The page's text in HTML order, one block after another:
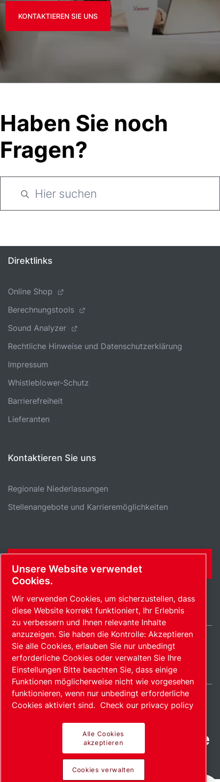
KONTAKTIEREN SIE UNS
Haben Sie noch
Fragen?
Direktlinks
Online Shop
Berechnungstools
Sound Analyzer
Rechtliche Hinweise und Datenschutzerklärung
Impressum
Whistleblower-Schutz
Barrierefreiheit
Lieferanten
Kontaktieren Sie uns
Regionale Niederlassungen
Stellenangebote und Karrieremöglichkeiten
KONTAKTFORMULAR
SitemapCookies verwalten© 2026 Copyright.
Germany / DE
Fortschrittliche Produkte
mit Leidenschaft
Unsere Website verwendet
Cookies.
Wir verwenden Cookies, um sicherzustellen, dass
diese Website korrekt funktioniert, Ihr Erlebnis
zu verbessern und Ihnen relevante Inhalte
anzuzeigen. Sie haben die Kontrolle: Akzeptieren
Sie alle Cookies, erlauben Sie nur unbedingt
erforderliche Cookies oder verwalten Sie Ihre
Einstellungen Bitte beachten Sie, dass einige
Funktionen möglicherweise nicht wie vorgesehen
funktionieren, wenn nur unbedingt erforderliche
Cookies aktiviert sind. Check our privacy policy
Alle Cookies
akzeptieren
Cookies verwalten